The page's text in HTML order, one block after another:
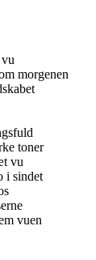
morgenen
toner
vu
i sindet
vuen